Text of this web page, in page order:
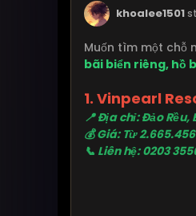
khoalee1501
Muốn tìm một chỗ
bãi biển riêng, hồ
1. Vinpearl
📍 Địa chỉ: Đảo
💰 Giá: Từ
📞 Liên hệ: 0203